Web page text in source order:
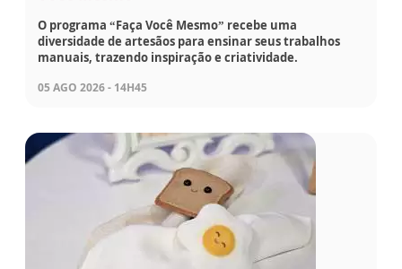
O programa “Faça Você Mesmo” recebe uma
diversidade de artesãos para ensinar seus trabalhos
manuais, trazendo inspiração e criatividade.
05 AGO 2026 - 14H45